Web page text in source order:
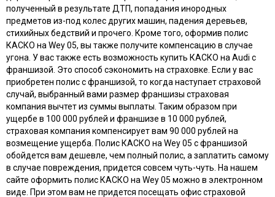
полученный в результате ДТП, попадания инородных
предметов из-под колес других машин, падения деревьев,
стихийных бедствий и прочего. Кроме того, оформив полис
КАСКО на Wey 05, вы также получите компенсацию в случае
угона. У вас также есть возможность купить КАСКО на Audi с
франшизой. Это способ сэкономить на страховке. Если у вас
приобретен полис с франшизой, то когда наступает страховой
случай, выбранный вами размер франшизы страховая
компания вычтет из суммы выплаты. Таким образом при
ущербе в 100 000 рублей и франшизе в 10 000 рублей,
страховая компания компенсирует вам 90 000 рублей на
возмещение ущерба. Полис КАСКО на Wey 05 с франшизой
обойдется вам дешевле, чем полный полис, а заплатить самому
в случае повреждения, придется совсем чуть-чуть. На нашем
сайте оформить полис КАСКО на Wey 05 можно в электронном
виде. При этом вам не придется посещать офис страховой